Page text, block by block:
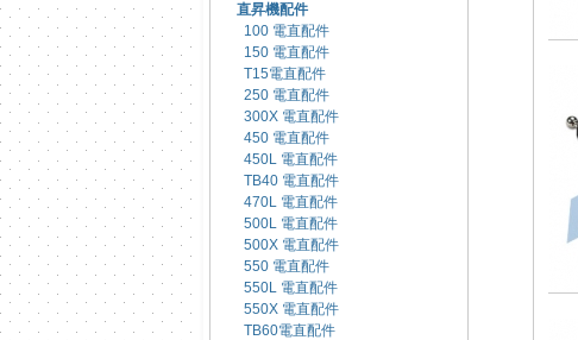
直昇機配件
100 電直配件
150 電直配件
T15電直配件
250 電直配件
300X 電直配件
450 電直配件
450L 電直配件
TB40 電直配件
470L 電直配件
500L 電直配件
500X 電直配件
550 電直配件
550L 電直配件
550X 電直配件
TB60電直配件